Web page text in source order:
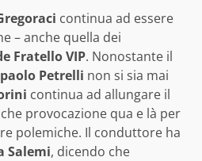
continua ad essere
– anche quella dei
Fratello VIP. Nonostante il
Petrelli non si sia mai
continua ad allungare il
provocazione qua e là per
polemiche. Il conduttore ha
Salemi, dicendo che